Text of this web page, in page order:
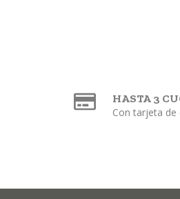
HASTA 3
Con tarjeta de